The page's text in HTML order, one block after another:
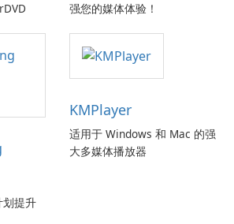
强您的媒体体验！
划提升
KMPlayer
适用于 Windows 和 Mac 的强
大多媒体播放器